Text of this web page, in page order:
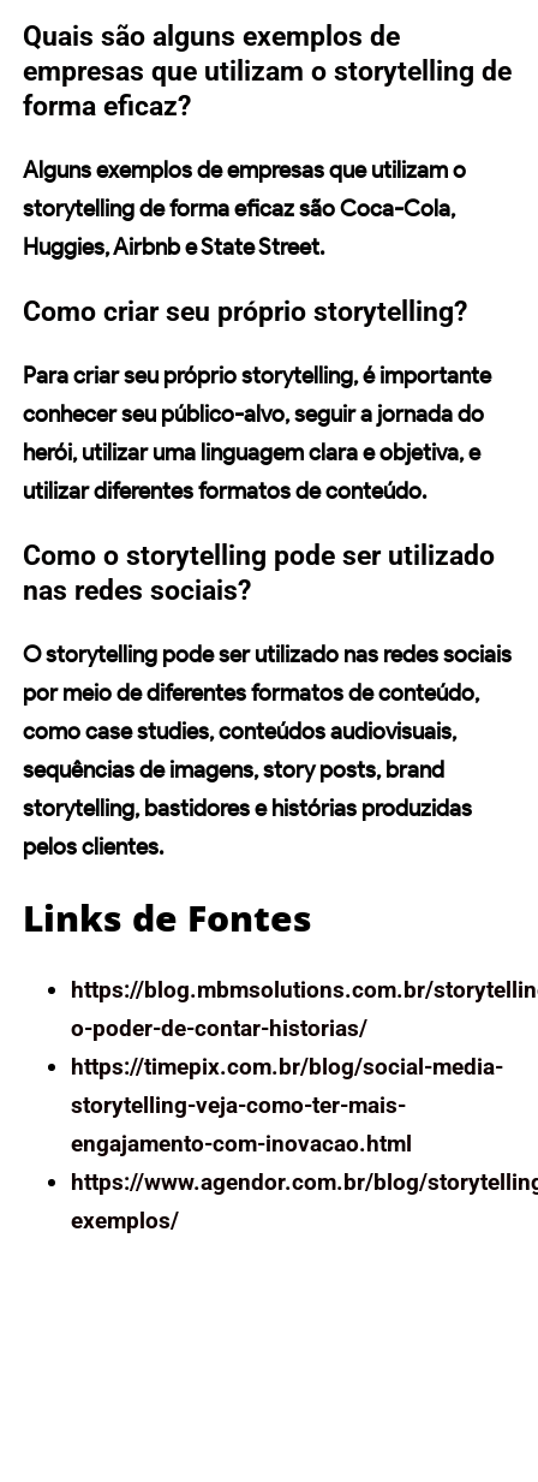
Quais são alguns exemplos de
empresas que utilizam o storytelling de
forma eficaz?
Alguns exemplos de empresas que utilizam o
storytelling de forma eficaz são Coca-Cola,
Huggies, Airbnb eState Street.
Como criar seu próprio storytelling?
Para criar seu próprio storytelling, é importante
conhecer seu público-alvo, seguir a jornada do
herói, utilizar uma linguagem clara e objetiva, e
utilizar diferentes formatos de conteúdo.
Como o storytelling pode ser utilizado
nas redes sociais?
O storytelling pode ser utilizado nas redes sociais
por meio de diferentes formatos de conteúdo,
como case studies, conteúdos audiovisuais,
sequências de imagens, story posts, brand
storytelling, bastidores e histórias produzidas
pelos clientes.
Links de Fontes
https://blog.mbmsolutions.com.br/
o-poder-de-contar-historias/
https://timepix.com.br/blog/social-media-
storytelling-veja-como-ter-mais-
engajamento-com-inovacao.html
https://www.agendor.com.br/blog/
exemplos/